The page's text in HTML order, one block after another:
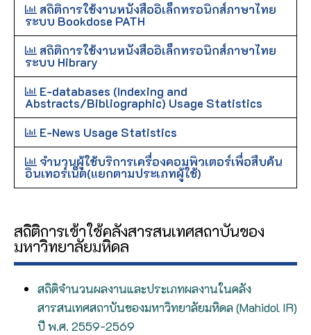
สถิติการใช้งานหนังสืออิเล็กทรอนิกส์ภาษาไทย
ระบบ Bookdose PATH
สถิติการใช้งานหนังสืออิเล็กทรอนิกส์ภาษาไทย
ระบบ Hibrary
E-databases (Indexing and
Abstracts/Bibliographic) Usage Statistics
E-News Usage Statistics
จำนวนผู้ใช้บริการเครื่องคอมพิวเตอร์เพื่อสืบค้น
อินเทอร์เน็ต(แยกตามประเภทผู้ใช้)
สถิติการเข้าใช้คลังสารสนเทศสถาบันของ
มหาวิทยาลัยมหิดล
สถิติจำนวนผลงานและประเภทผลงานในคลัง
สารสนเทศสถาบันของมหาวิทยาลัยมหิดล (Mahidol IR)
ปี พ.ศ. 2559-2569